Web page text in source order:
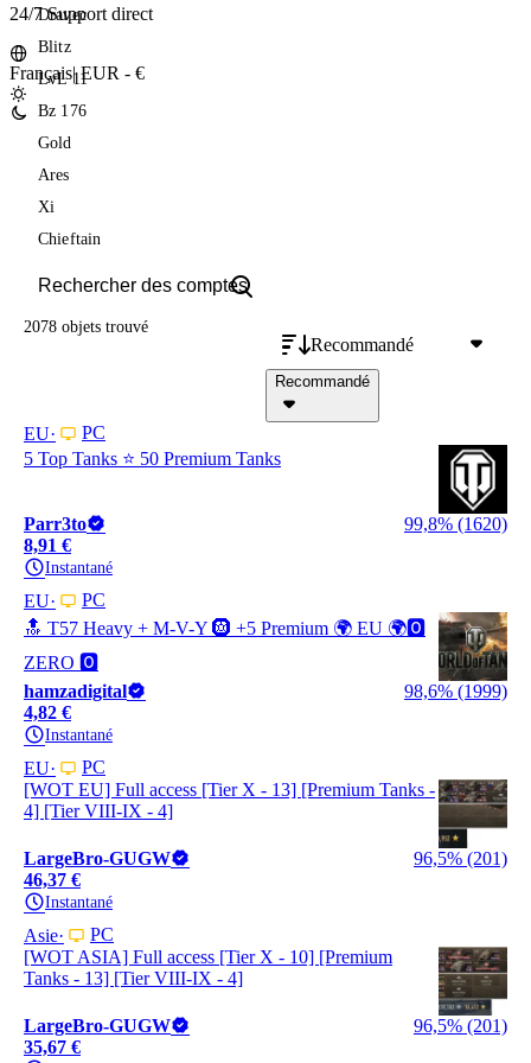
24/7 Support direct
Français|EUR - €
Dravec
Blitz
LvL 11
Bz 176
Gold
Ares
Xi
Chieftain
Recommandé
Recommandé
2078 objets trouvé
EU
PC
5 Top Tanks ⭐ 50 Premium Tanks
Parr3to
99,8% (1620)
8,91 €
Instantané
EU
PC
🔝 T57 Heavy + M-V-Y 🛞 +5 Premium 🌍 EU 🌍🅾️
ZERO 🅾️
hamzadigital
98,6% (1999)
4,82 €
Instantané
EU
PC
[WOT EU] Full access [Tier X - 13] [Premium Tanks -
4] [Tier VIII-IX - 4]
LargeBro-GUGW
96,5% (201)
46,37 €
Instantané
Asie
PC
[WOT ASIA] Full access [Tier X - 10] [Premium
Tanks - 13] [Tier VIII-IX - 4]
LargeBro-GUGW
96,5% (201)
35,67 €